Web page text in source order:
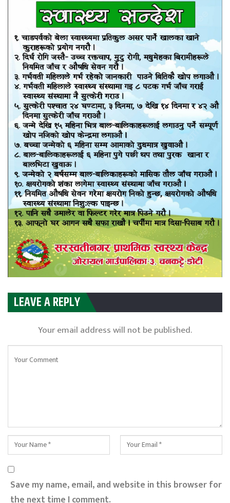
LEAVE A REPLY
Your email address will not be published.
Save my name, email, and website in this browser for
the next time I comment.